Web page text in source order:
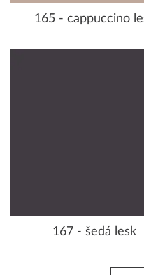
165 - cappuccino
167 - šedá lesk